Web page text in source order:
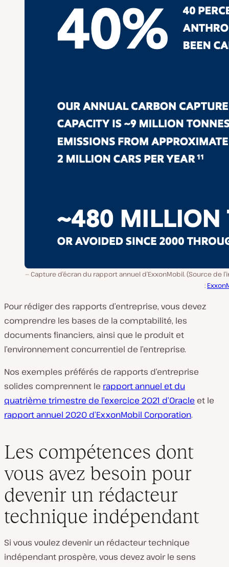
Capture d’écran du rapport annuel d’ExxonMobil. (Source de
:
Pour rédiger des rapports d’entreprise, vous devez
comprendre les bases de la comptabilité, les
documents financiers, ainsi que le produit et
l’environnement concurrentiel de l’entreprise.
Nos exemples préférés de rapports d’entreprise
solides comprennent le rapport annuel et du
quatrième trimestre de l’exercice 2021 d’Oracle et le
rapport annuel 2020 d’ExxonMobil Corporation.
Les compétences dont
vous avez besoin pour
devenir un rédacteur
technique indépendant
Si vous voulez devenir un rédacteur technique
indépendant prospère, vous devez avoir le sens